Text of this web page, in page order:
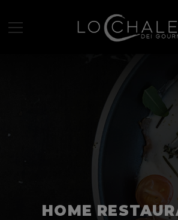
HOME